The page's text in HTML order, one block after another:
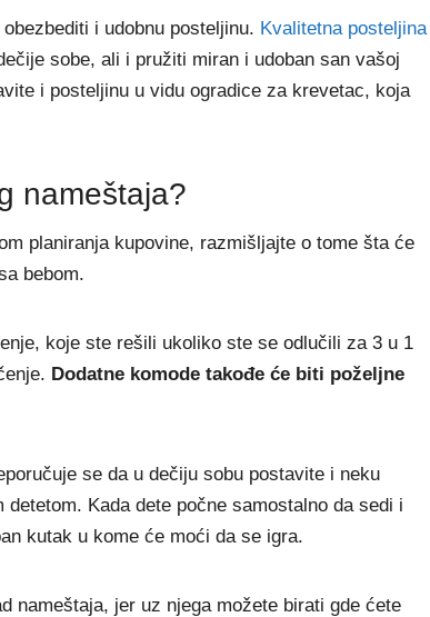
i udobnu posteljinu. Kvalitetna posteljina
sobe, ali i pružiti miran i udoban san vašoj
i posteljinu u vidu ogradice za krevetac, koja
nameštaja?
planiranja kupovine, razmišljajte o tome šta će
bebom.
koje ste rešili ukoliko ste se odlučili za 3 u 1
Dodatne komode takođe će biti poželjne
se da u dečiju sobu postavite i neku
Kada dete počne samostalno da sedi i
kutak u kome će moći da se igra.
nameštaja, jer uz njega možete birati gde ćete